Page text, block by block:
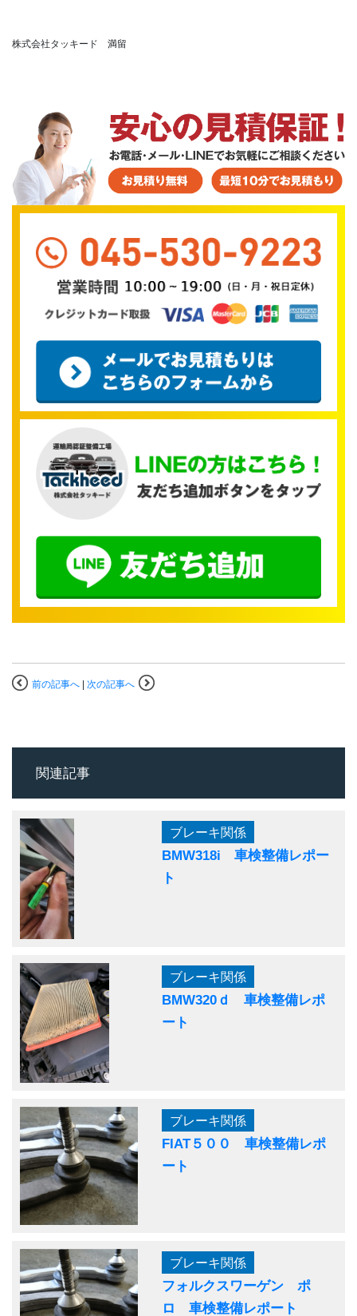
株式会社タッキード 満留
前の記事へ 次の記事へ
関連記事
ブレーキ関係
BMW318i 車検整備レポー
ト
ブレーキ関係
BMW320ｄ 車検整備レポ
ート
ブレーキ関係
FIAT５００ 車検整備レポ
ート
ブレーキ関係
フォルクスワーゲン ポ
ロ 車検整備レポート